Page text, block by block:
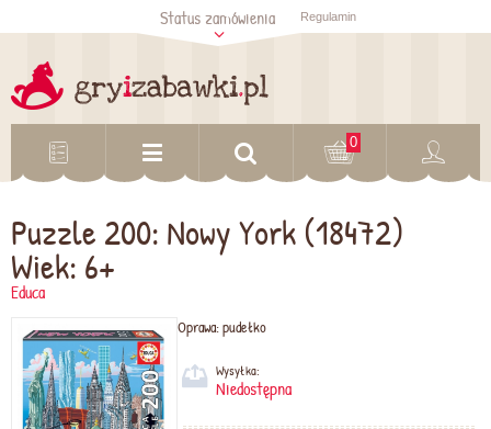
Sprawdź status
zamówienia
Status zamówienia Regulamin
0
Puzzle 200: Nowy York (18472)
Wiek: 6+
Educa
Oprawa:pudełko
Wysyłka:
Niedostępna